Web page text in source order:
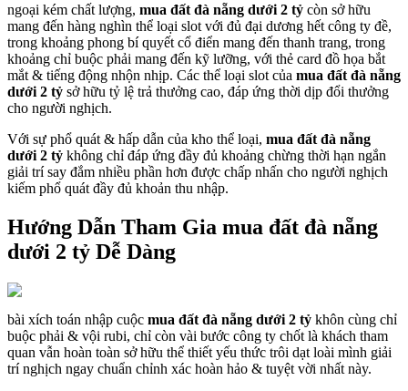
ngoại kém chất lượng, mua đất đà nẵng dưới 2 tỷ còn sở hữu
mang đến hàng nghìn thể loại slot với đủ đại dương hết công ty đề,
trong khoảng phong bí quyết cổ điển mang đến thanh trang, trong
khoảng chỉ buộc phải mang đến kỹ lưỡng, với thẻ card đồ họa bắt
mắt & tiếng động nhộn nhịp. Các thể loại slot của mua đất đà nẵng
dưới 2 tỷ sở hữu tỷ lệ trả thưởng cao, đáp ứng thời dịp đổi thưởng
cho người nghịch.
Với sự phổ quát & hấp dẫn của kho thể loại, mua đất đà nẵng
dưới 2 tỷ không chỉ đáp ứng đầy đủ khoảng chừng thời hạn ngắn
giải trí say đắm nhiều phần hơn được chấp nhấn cho người nghịch
kiếm phổ quát đầy đủ khoản thu nhập.
Hướng Dẫn Tham Gia mua đất đà nẵng
dưới 2 tỷ Dễ Dàng
bài xích toán nhập cuộc mua đất đà nẵng dưới 2 tỷ khôn cùng chỉ
buộc phải & vội rubi, chỉ còn vài bước công ty chốt là khách tham
quan vẫn hoàn toàn sở hữu thể thiết yếu thức trôi dạt loài mình giải
trí nghịch ngay chuẩn chỉnh xác hoàn hảo & tuyệt vời nhất này.